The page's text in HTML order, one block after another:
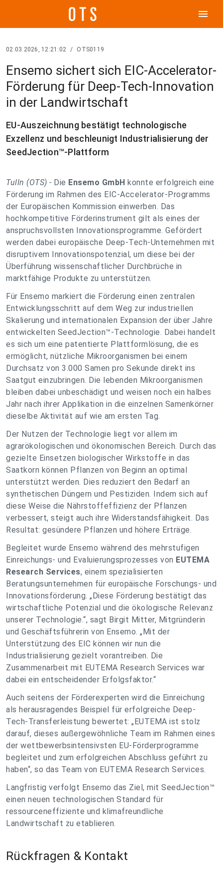
menu
02.03.2026, 12:21:02 / OTS0119
Ensemo sichert sich EIC-Accelerator-
Förderung für Deep-Tech-Innovation
in der Landwirtschaft
EU-Auszeichnung bestätigt technologische
Exzellenz und beschleunigt Industrialisierung der
SeedJection™-Plattform
Tulln (OTS) - Die Ensemo GmbH konnte erfolgreich eine
Förderung im Rahmen des EIC-Accelerator-Programms
der Europäischen Kommission einwerben. Das
hochkompetitive Förderinstrument gilt als eines der
anspruchsvollsten Innovationsprogramme. Gefördert
werden dabei europäische Deep-Tech-Unternehmen mit
disruptivem Innovationspotenzial, um diese bei der
Überführung wissenschaftlicher Durchbrüche in
marktfähige Produkte zu unterstützen.
Für Ensemo markiert die Förderung einen zentralen
Entwicklungsschritt auf dem Weg zur industriellen
Skalierung und internationalen Expansion der über Jahre
entwickelten SeedJection™-Technologie. Dabei handelt
es sich um eine patentierte Plattformlösung, die es
ermöglicht, nützliche Mikroorganismen bei einem
Durchsatz von 3.000 Samen pro Sekunde direkt ins
Saatgut einzubringen. Die lebenden Mikroorganismen
bleiben dabei unbeschädigt und weisen noch ein halbes
Jahr nach ihrer Applikation in die einzelnen Samenkörner
dieselbe Aktivität auf wie am ersten Tag.
Der Nutzen der Technologie liegt vor allem im
agrarökologischen und ökonomischen Bereich. Durch das
gezielte Einsetzen biologischer Wirkstoffe in das
Saatkorn können Pflanzen von Beginn an optimal
unterstützt werden. Dies reduziert den Bedarf an
synthetischen Düngern und Pestiziden. Indem sich auf
diese Weise die Nährstoffeffizienz der Pflanzen
verbessert, steigt auch ihre Widerstandsfähigkeit. Das
Resultat: gesündere Pflanzen und höhere Erträge.
Begleitet wurde Ensemo während des mehrstufigen
Einreichungs- und Evaluierungsprozesses von EUTEMA
Research Services, einem spezialisierten
Beratungsunternehmen für europäische Forschungs- und
Innovationsförderung. „Diese Förderung bestätigt das
wirtschaftliche Potenzial und die ökologische Relevanz
unserer Technologie.“, sagt Birgit Mitter, Mitgründerin
und Geschäftsführerin von Ensemo. „Mit der
Unterstützung des EIC können wir nun die
Industrialisierung gezielt vorantreiben. Die
Zusammenarbeit mit EUTEMA Research Services war
dabei ein entscheidender Erfolgsfaktor.“
Auch seitens der Förderexperten wird die Einreichung
als herausragendes Beispiel für erfolgreiche Deep-
Tech-Transferleistung bewertet: „EUTEMA ist stolz
darauf, dieses außergewöhnliche Team im Rahmen eines
der wettbewerbsintensivsten EU-Förderprogramme
begleitet und zum erfolgreichen Abschluss geführt zu
haben“, so das Team von EUTEMA Research Services.
Langfristig verfolgt Ensemo das Ziel, mit SeedJection™
einen neuen technologischen Standard für
ressourceneffiziente und klimafreundliche
Landwirtschaft zu etablieren.
Rückfragen & Kontakt